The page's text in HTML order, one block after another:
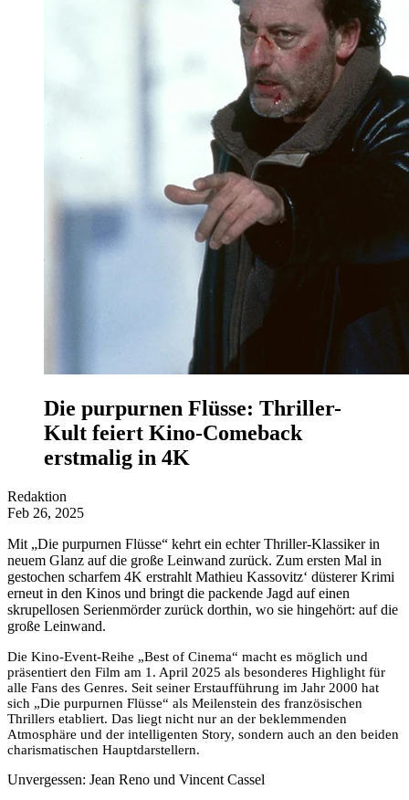
Die purpurnen Flüsse: Thriller-
Kult feiert Kino-Comeback
erstmalig in 4K
Redaktion
Feb 26, 2025
Mit „Die purpurnen Flüsse“ kehrt ein echter Thriller-Klassiker in
neuem Glanz auf die große Leinwand zurück. Zum ersten Mal in
gestochen scharfem 4K erstrahlt Mathieu Kassovitz‘ düsterer Krimi
erneut in den Kinos und bringt die packende Jagd auf einen
skrupellosen Serienmörder zurück dorthin, wo sie hingehört: auf die
große Leinwand.
Die Kino-Event-Reihe „Best of Cinema“ macht es möglich und
präsentiert den Film am 1. April 2025 als besonderes Highlight für
alle Fans des Genres. Seit seiner Erstaufführung im Jahr 2000 hat
sich „Die purpurnen Flüsse“ als Meilenstein des französischen
Thrillers etabliert. Das liegt nicht nur an der beklemmenden
Atmosphäre und der intelligenten Story, sondern auch an den beiden
charismatischen Hauptdarstellern.
Unvergessen: Jean Reno und Vincent Cassel